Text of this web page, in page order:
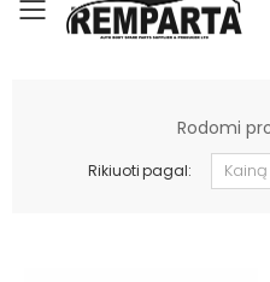
Toggle mobile
Rodomi
Rikiuoti pagal: